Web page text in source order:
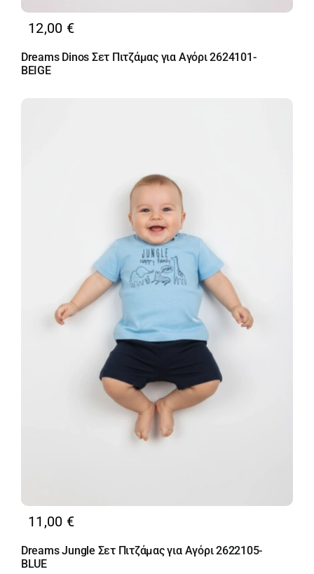
12,00 €
Dreams Dinos Σετ Πιτζάμας για Αγόρι 2624101-
BEIGE
11,00 €
Dreams Jungle Σετ Πιτζάμας για Αγόρι 2622105-
BLUE